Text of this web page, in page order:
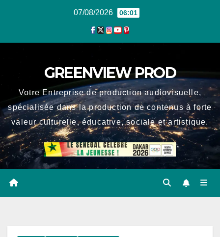
07/08/2026 06:01
GREENVIEW PROD
Votre Entreprise de production audiovisuelle,
spécialisée dans la production de contenus à forte
valeur culturelle, éducative, sociale et artistique.